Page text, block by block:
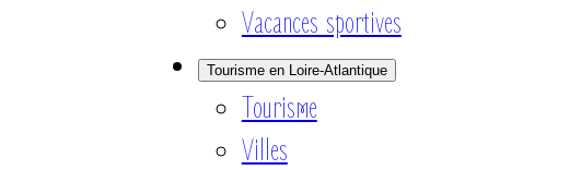
Vacances sportives
Tourisme en Loire-Atlantique
Tourisme
Villes